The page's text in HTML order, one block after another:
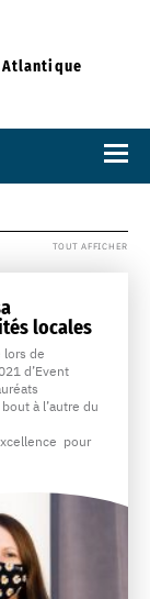
TOUT AFFICHER
locales
lors de
d’Event
à l’autre du
pour